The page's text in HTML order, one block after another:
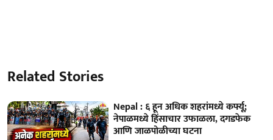
Related Stories
Nepal : ६ हून अधिक शहरांमध्ये कर्फ्यू;
नेपाळमध्ये हिंसाचार उफाळला, दगडफेक
आणि जाळपोळीच्या घटना